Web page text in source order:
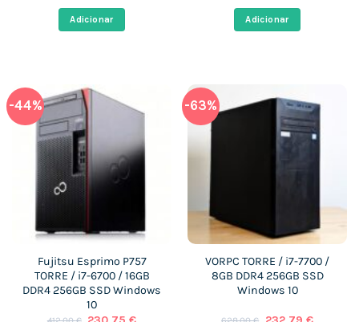
era:
499,00 €.
Adicionar
era:
398,00 €.
Adicionar
-44%
Fujitsu Esprimo P757
TORRE / i7-6700 / 16GB
DDR4 256GB SSD Windows
10
-63%
VORPC TORRE / i7-7700 /
8GB DDR4 256GB SSD
Windows 10